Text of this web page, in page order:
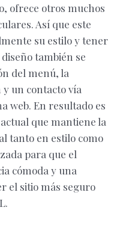
ofrece otros muchos
Así que este
su estilo y tener
también se
del menú, la
un contacto vía
web. En resultado es
que mantiene la
tanto en estilo como
para que el
cómoda y una
el sitio más seguro